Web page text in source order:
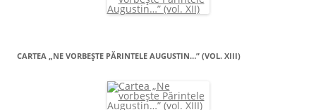
CARTEA „NE VORBEŞTE PĂRINTELE AUGUSTIN…” (VOL. XIII)